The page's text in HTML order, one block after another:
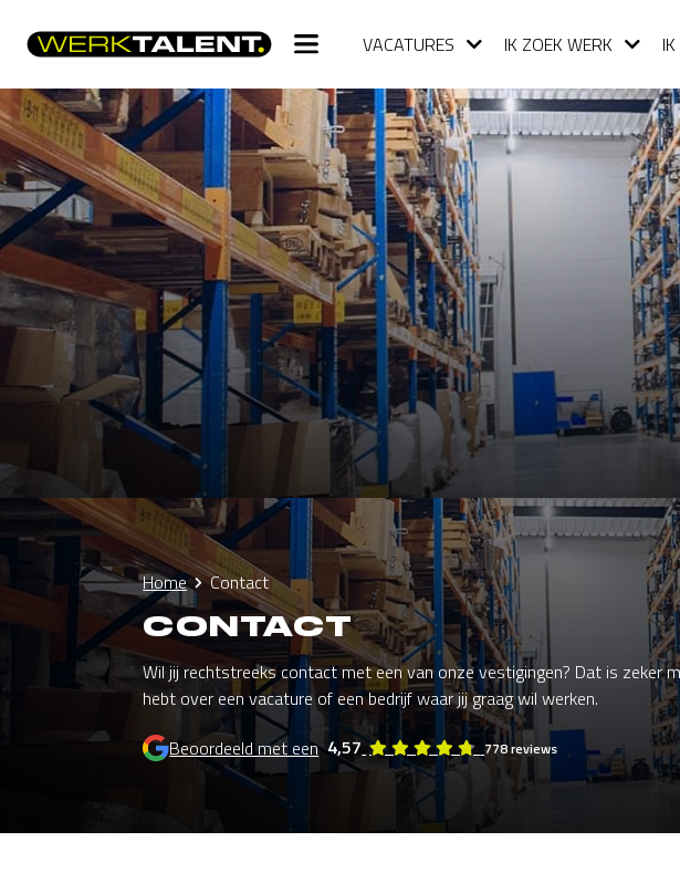
VACATURES IK ZOEK WERK
Home Contact
CONTACT
Wil jij rechtstreeks contact met een van onze vestigingen? Dat is zeker
hebt over een vacature of een bedrijf waar jij graag wil werken.
Beoordeeld met een 4,57 778 reviews